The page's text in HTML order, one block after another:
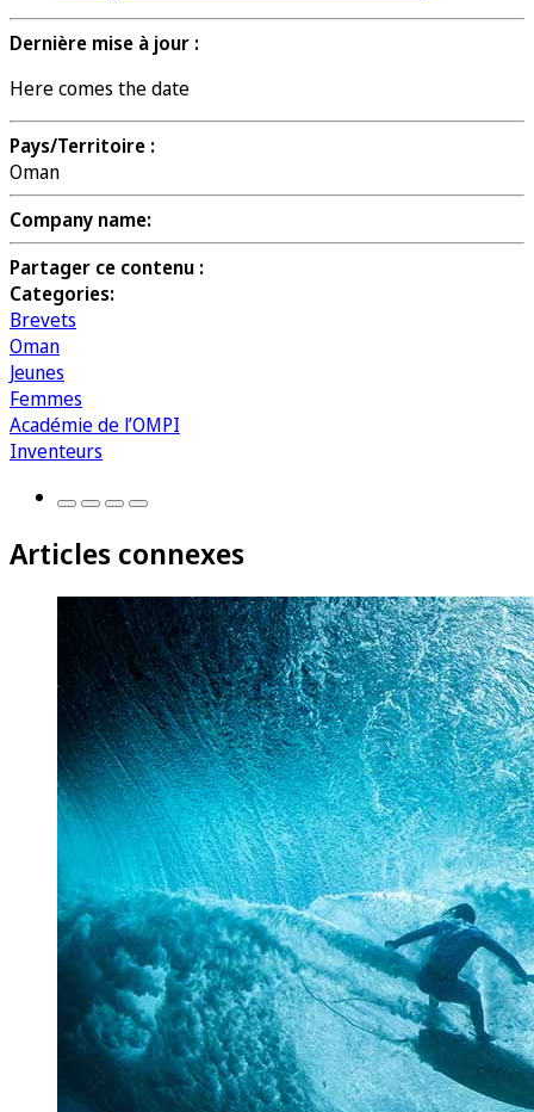
Dernière mise à jour :
Here comes the date
Pays/Territoire :
Oman
Company name:
Partager ce contenu :
Categories:
Brevets
Oman
Jeunes
Femmes
Académie de l’OMPI
Inventeurs
Articles connexes